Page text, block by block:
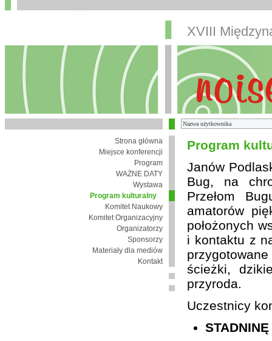
XVIII
Strona główna
Miejsce konferencji
Program
WAŻNE DATY
Wystawa
Program kulturalny
Komitet Naukowy
Komitet Organizacyjny
Organizatorzy
Sponsorzy
Materiały dla mediów
Kontakt
Program
Janów
Bug, na
Przełom
amatorów
położonych
i kontaktu z
ścieżki,
przyroda.
Uczestnicy